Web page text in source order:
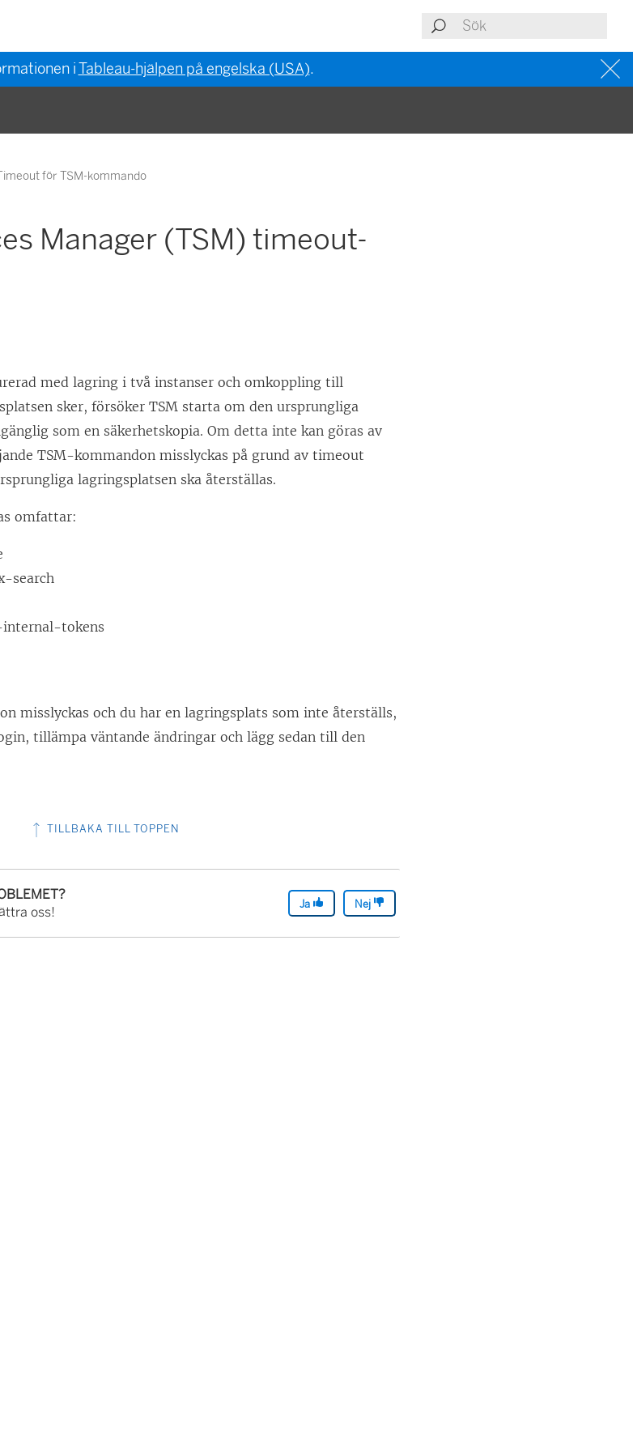
iTableau-hjälpen på engelska (USA).
för TSM-kommando
Manager (TSM) timeout-
med lagring i två instanser och omkoppling till
sker, försöker TSM starta om den ursprungliga
som en säkerhetskopia. Om detta inte kan göras av
TSM-kommandon misslyckas på grund av timeout
lagringsplatsen ska återställas.
omfattar:
search
tokens
misslyckas och du har en lagringsplats som inte återställs,
tillämpa väntande ändringar och lägg sedan till den
TILLBAKA TILL TOPPEN
oss!
Ja Nej